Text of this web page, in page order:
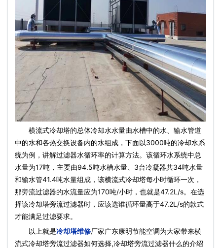
横流式冷却塔的总体冷却水水量由水槽中的水、输水管道
中的水和各热交换设备内的水组成，下面以3000吨的冷却水系
统为例，讲解过滤器水循环率的计算方法。该循环水系统中总
水量为17吨，主要由94.5吨水槽水量、3台冷凝器共34吨水量
和输水管41.4吨水量组成，该横流式冷却塔每小时循环一次，
那旁流过滤器的水流量应为170吨/小时，也就是47.2L/s。在选
择该冷却塔旁流过滤器时，应该选谁循环量高于47.2L/s的款式
才能满足过滤要求。
以上就是冷却塔维修厂家广东康明节能空调为大家带来横
流式冷却塔旁流过滤器如何选择,冷却塔旁流过滤器什么的介绍